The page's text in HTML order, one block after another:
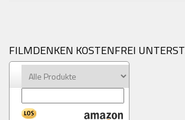
FILMDENKEN KOSTENFREI